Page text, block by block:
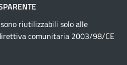
riutilizzabili solo alle
comunitaria 2003/98/CE